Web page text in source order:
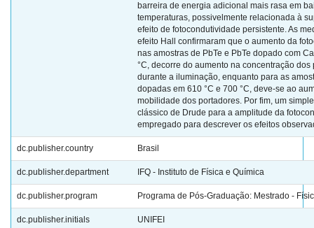
barreira de energia adicional mais rasa em
temperaturas, possivelmente relacionada à
efeito de fotocondutividade persistente. As
efeito Hall confirmaram que o aumento da
nas amostras de PbTe e PbTe dopado com
°C, decorre do aumento na concentração dos
durante a iluminação, enquanto para as
dopadas em 610 °C e 700 °C, deve-se ao
mobilidade dos portadores. Por fim, um
clássico de Drude para a amplitude da
empregado para descrever os efeitos
dc.publisher.country Brasil
dc.publisher.department IFQ - Instituto de Física e Química
dc.publisher.program Programa de Pós-Graduação: Mestrado -
dc.publisher.initials UNIFEI